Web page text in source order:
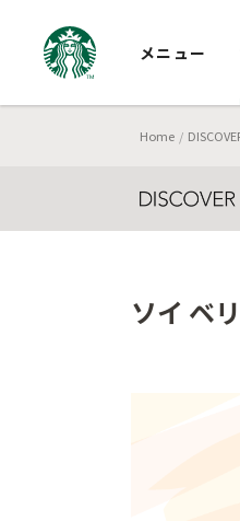
メニュー
Home
ソイ ベ